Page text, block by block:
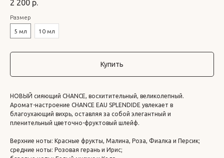
2 200 р.
Размер
5 мл 10 мл
Купить
НОВЫЙ сияющий CHANCE, восхитительный, великолепный.
Аромат-настроение CHANCE EAU SPLENDIDE увлекает в
благоухающий вихрь, оставляя за собой элегантный и
пленительный цветочно-фруктовый шлейф.
Верхние ноты: Красные фрукты, Малина, Роза, Фиалка и Персик;
средние ноты: Розовая герань и Ирис;